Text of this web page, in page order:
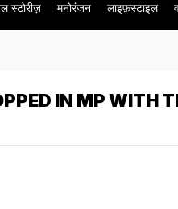
स्टोरीज़ मनोरंजन लाइफ़स्टाइल
IN MP WITH